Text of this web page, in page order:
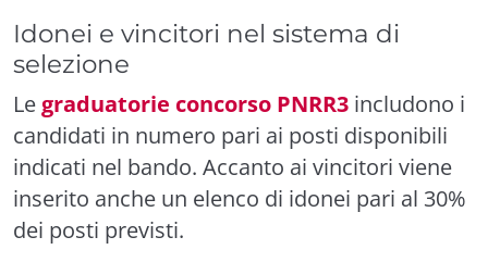
Idonei e vincitori nel sistema di
selezione
Le graduatorie concorso PNRR3 includono i
candidati in numero pari ai posti disponibili
indicati nel bando. Accanto ai vincitori viene
inserito anche un elenco di idonei pari al 30%
dei posti previsti.